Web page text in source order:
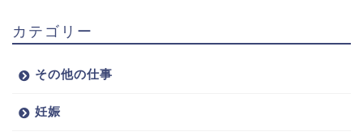
カテゴリー
その他の仕事
妊娠